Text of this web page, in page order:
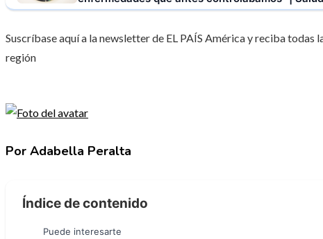
Suscríbase aquí a la newsletter de EL PAÍS América y reciba todas
región
Por Adabella Peralta
Índice de contenido
Puede interesarte